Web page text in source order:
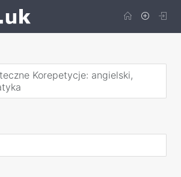
Korepetycje: angielski,